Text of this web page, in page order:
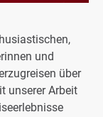
und
über
unserer Arbeit